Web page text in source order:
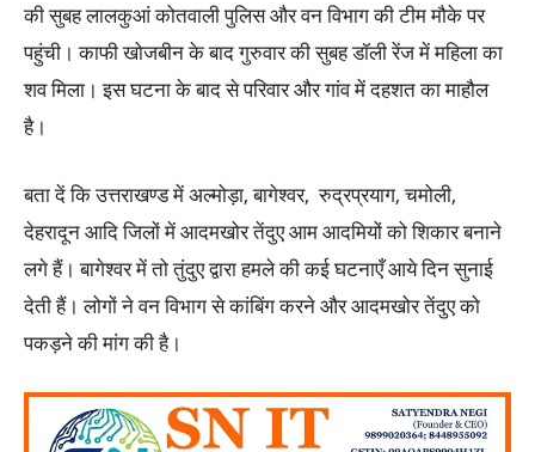
की सुबह लालकुआं कोतवाली पुलिस और वन विभाग की टीम मौके पर
पहुंची। काफी खोजबीन के बाद गुरुवार की सुबह डॉली रेंज में महिला का
शव मिला। इस घटना के बाद से परिवार और गांव में दहशत का माहौल
है।
बता दें कि उत्तराखण्ड में अल्मोड़ा, बागेश्वर, रुद्रप्रयाग, चमोली,
देहरादून आदि जिलों में आदमखोर तेंदुए आम आदमियों को शिकार बनाने
लगे हैं। बागेश्वर में तो तुंदुए द्वारा हमले की कई घटनाएँ आये दिन सुनाई
देती हैं। लोगों ने वन विभाग से कांबिंग करने और आदमखोर तेंदुए को
पकड़ने की मांग की है।